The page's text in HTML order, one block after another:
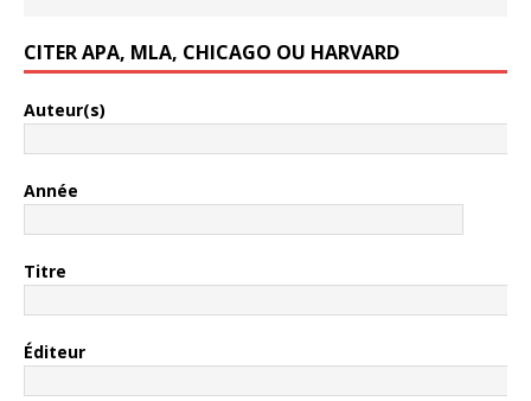
CITER APA, MLA, CHICAGO OU HARVARD
Auteur(s)
Année
Titre
Éditeur